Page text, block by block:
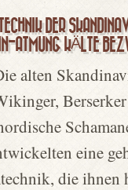
DER
ATMUNG KÄLTE
alten
eine
die ihnen